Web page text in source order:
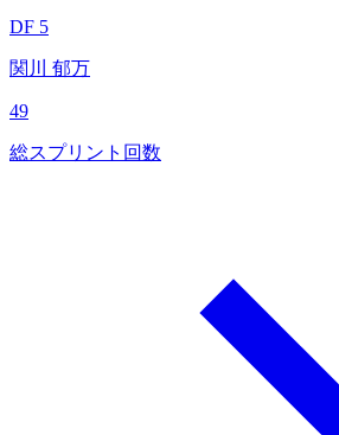
DF 5
関川 郁万
49
総スプリント回数